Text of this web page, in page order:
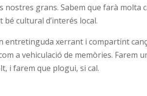
grans. Sabem que farà molta
cultural d’interés local.
entretinguda xerrant i compartint
a vehiculació de memòries. Farem
i farem que plogui, si cal.